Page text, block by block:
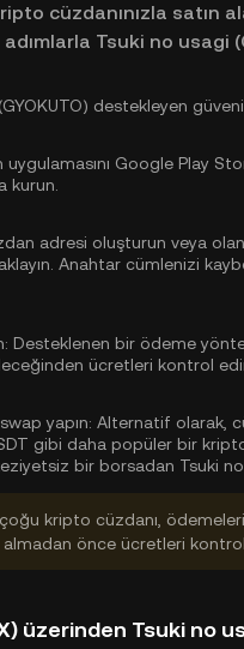
cüzdanınızla satın
Tsuki no usagi
destekleyen
uygulamasını Google Play
kurun.
adresi oluşturun veya olan
Anahtar cümlenizi
Desteklenen bir ödeme
ücretleri kontrol
yapın: Alternatif olarak,
gibi daha popüler bir
bir borsadan Tsuki
kripto cüzdanı,
almadan önce ücretleri
üzerinden Tsuki no